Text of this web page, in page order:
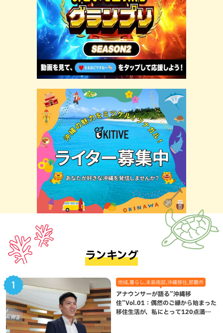
ランキング
地域,暮らし,本島南部,沖縄移住,那覇市
アナウンサーが語る”沖縄移
住”Vol.01：偶然のご縁から始まった
移住生活が、私にとって120点満点